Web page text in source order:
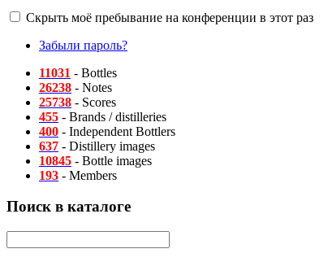
Скрыть моё пребывание на конференции в этот раз
Забыли пароль?
11031 - Bottles
26238 - Notes
25738 - Scores
455 - Brands / distilleries
400 - Independent Bottlers
637 - Distillery images
10845 - Bottle images
193 - Members
Поиск в каталоге